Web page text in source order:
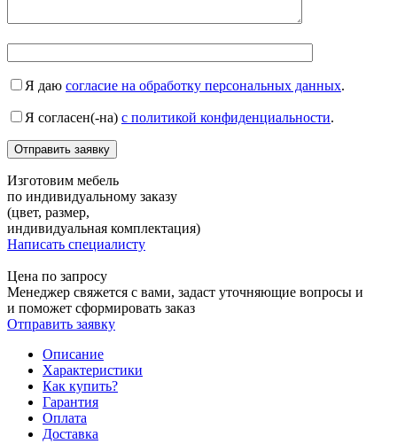
Я даю согласие на обработку персональных данных.
Я согласен(-на) с политикой конфиденциальности.
Изготовим мебель
по индивидуальному заказу
(цвет, размер,
индивидуальная комплектация)
Написать специалисту
Цена по запросу
Менеджер свяжется с вами, задаст уточняющие вопросы и
и поможет сформировать заказ
Отправить заявку
Описание
Характеристики
Как купить?
Гарантия
Оплата
Доставка